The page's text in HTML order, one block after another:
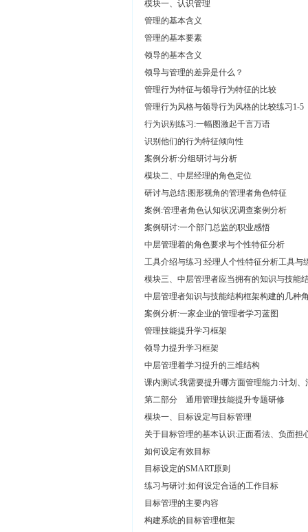
模块一、认识管理
管理的基本含义
管理的基本要素
领导的基本含义
领导与管理的差异是什么？
管理行为特征与领导行为特征的比较
管理行为风格与领导行为风格的比较练习1-5
行为识别练习:一幅图激起千言万语
识别他们的行为特征倾向性
案例分析:分组研讨与分析
模块二、中层经理的角色定位
研讨与总结:图形视角的管理者角色特征
案例:管理者角色认知状况调查案例分析
案例研讨:一个部门总监的职业感悟
中层管理着的角色要求与个性特征分析
工具介绍与练习:经理人个性特征分析工具与
模块三、中层管理者应当拥有的知识与技能
中层管理者知识与技能结构框架构建的几种
案例分析:一家企业的管理者学习蓝图
管理技能提升学习框架
领导力提升学习框架
中层管理着学习提升的三维结构
课内测试:我需要提升哪方面管理能力:计划
第二部分 通用管理技能提升专题研修
模块一、目标设定与目标管理
关于目标管理的基本认识:正面看法、负面担
如何设定有效目标
目标设定的SMART原则
练习与研讨:如何设定合适的工作目标
目标管理的主要内容
构建系统的目标管理框架